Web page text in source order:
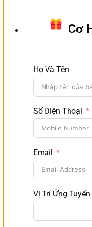
Cơ
Họ Và Tên
Số Điện Thoại
Email
Vị Trí Ứng Tuyển